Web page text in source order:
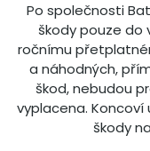
Po společnosti
škody pouze do
ročnímu
a náhodných,
škod, nebudou
vyplacena.
škody